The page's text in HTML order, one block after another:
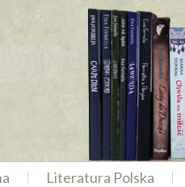
Literatura Polska